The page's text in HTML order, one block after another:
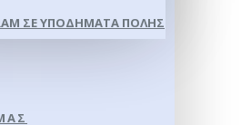
ΣΕ ΥΠΟΔΉΜΑΤΑ ΠΌΛΗΣ